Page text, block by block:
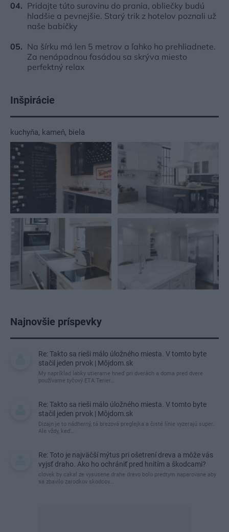
Pridajte túto surovinu do prania, obliečky budú
hladšie a pevnejšie. Starý trik z hotelov poznali už
naše babičky
Na šírku má len 5 metrov a ľahko ho prehliadnete.
Za nenápadnou fasádou sa skrýva miesto
perfektný relax
Inšpirácie
kuchyňa, kameň, biela
Najnovšie príspevky
Re: Takto sa rieši málo úložného miesta. V tomto byte
stačil jeden prvok | Môjdom.sk
My napríklad labky utierame hneď pri dverách a doma pred dvere
používame tyčový ETA Terier…
Re: Takto sa rieši málo úložného miesta. V tomto byte
stačil jeden prvok | Môjdom.sk
Dizajn je to nádherný, tá brezová preglejka a čisté línie vyzerajú super.
Ale vždy, keď…
Re: Toto je najväčší mýtus pri ošetrení dreva a môže vás
vyjsť draho. Ako ho ochrániť pred hnitím a škodcami?
clovek by cakal ze vysusene drahe drevo bolo predtym naparovane aby
sa zbavilo zarodkov skodcov...